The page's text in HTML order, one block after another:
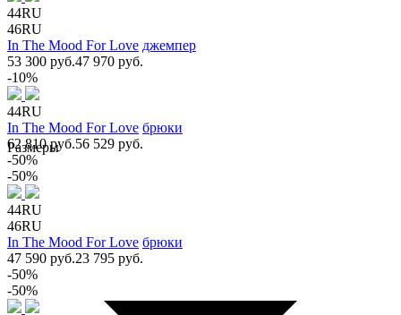
Размеры
44RU
46RU
In The Mood For Love джемпер
53 300 руб.47 970 руб.
-10%
44RU
In The Mood For Love брюки
62 810 руб.56 529 руб.
-50%
-50%
44RU
46RU
In The Mood For Love брюки
47 590 руб.23 795 руб.
-50%
-50%